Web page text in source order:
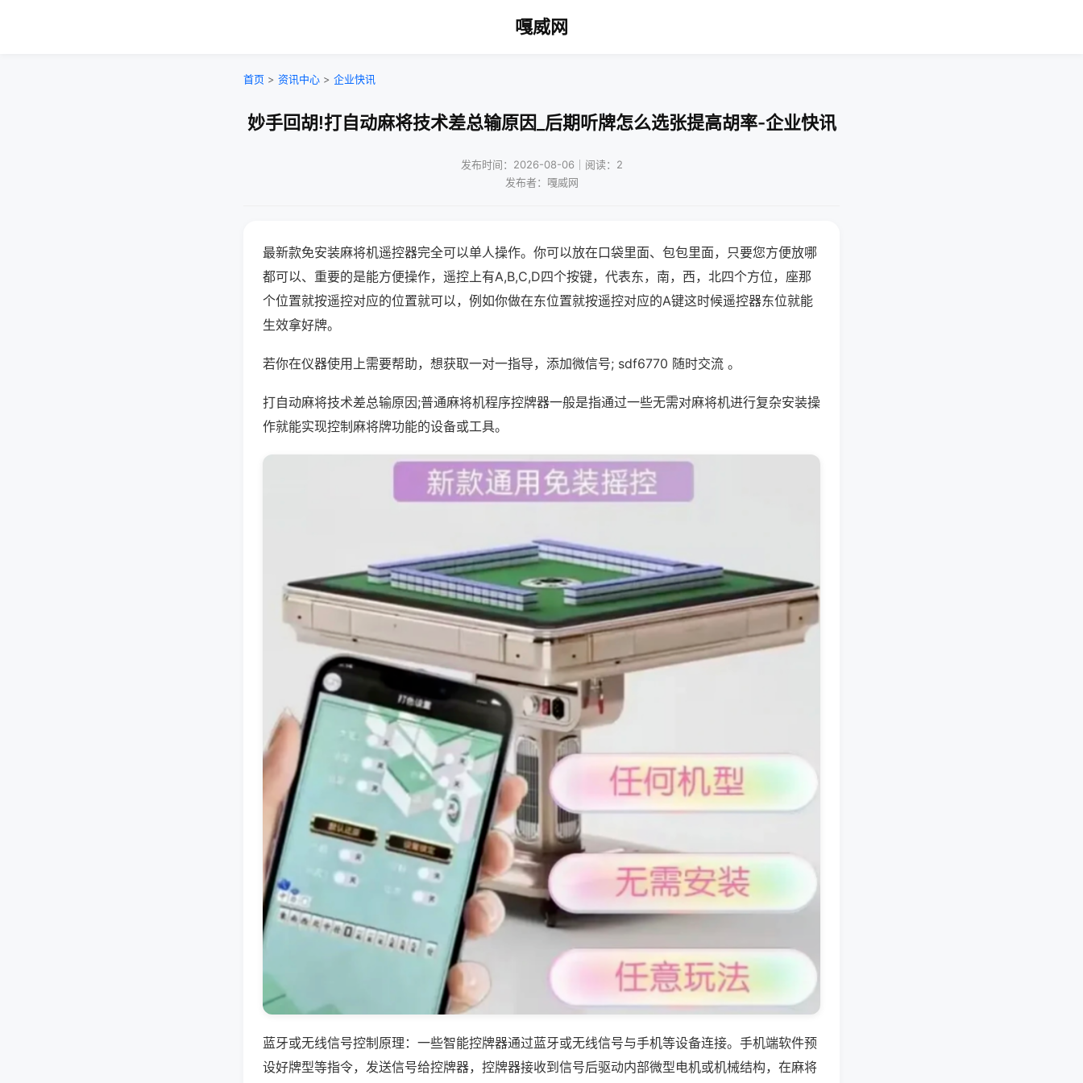
嘎威网
首页 > 资讯中心 > 企业快讯
妙手回胡!打自动麻将技术差总输原因_后期听牌怎么选张提高胡率-企业快讯
发布时间：2026-08-06｜阅读：2
发布者：嘎威网
最新款免安装麻将机遥控器完全可以单人操作。你可以放在口袋里面、包包里面，只要您方便放哪
都可以、重要的是能方便操作，遥控上有A,B,C,D四个按键，代表东，南，西，北四个方位，座那
个位置就按遥控对应的位置就可以，例如你做在东位置就按遥控对应的A键这时候遥控器东位就能
生效拿好牌。
若你在仪器使用上需要帮助，想获取一对一指导，添加微信号; sdf6770 随时交流 。
打自动麻将技术差总输原因;普通麻将机程序控牌器一般是指通过一些无需对麻将机进行复杂安装操
作就能实现控制麻将牌功能的设备或工具。
蓝牙或无线信号控制原理：一些智能控牌器通过蓝牙或无线信号与手机等设备连接。手机端软件预
设好牌型等指令，发送信号给控牌器，控牌器接收到信号后驱动内部微型电机或机械结构，在麻将